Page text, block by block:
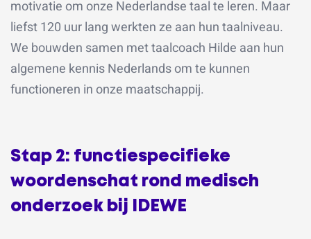
motivatie om onze Nederlandse taal te leren. Maar
liefst 120 uur lang werkten ze aan hun taalniveau.
We bouwden samen met taalcoach Hilde aan hun
algemene kennis Nederlands om te kunnen
functioneren in onze maatschappij.
Stap 2: functiespecifieke
woordenschat rond medisch
onderzoek bij IDEWE